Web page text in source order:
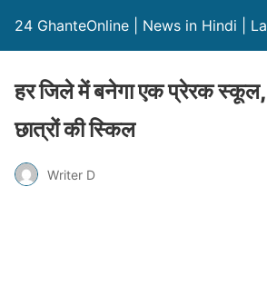
24 GhanteOnline | News in Hindi |
हर जिले में बनेगा एक प्रेरक स्कूल,
छात्रों की स्किल
Writer D